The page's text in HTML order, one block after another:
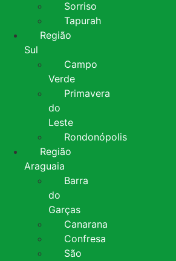
Sorriso
Tapurah
Região
Sul
Campo
Verde
Primavera
do
Leste
Rondonópolis
Região
Araguaia
Barra
do
Garças
Canarana
Confresa
São